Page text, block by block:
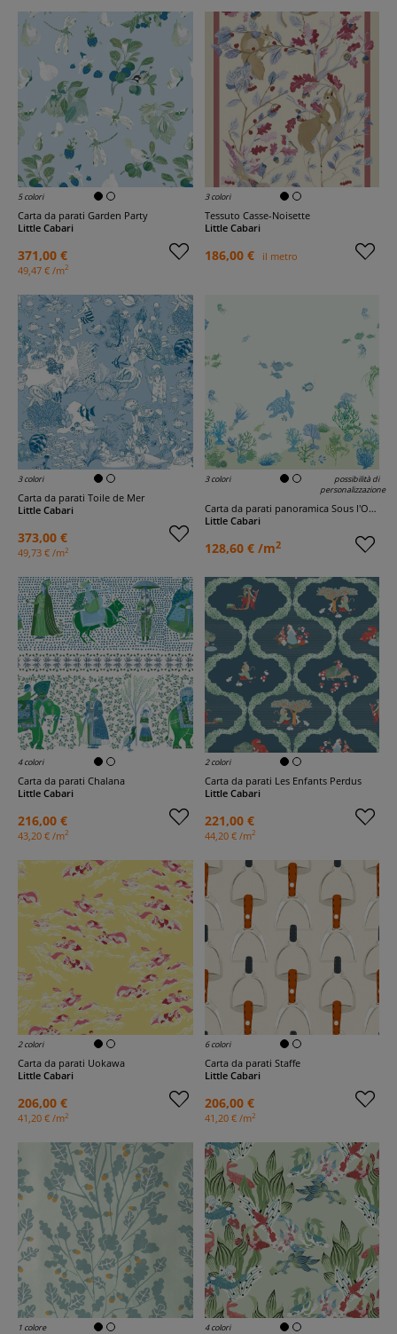
5 colori
Carta da parati Garden Party
Little Cabari
371,00 €
49,47 € /m2
3 colori
Tessuto Casse-Noisette
Little Cabari
186,00 € il metro
3 colori
Carta da parati Toile de Mer
Little Cabari
373,00 €
49,73 € /m2
3 colori
possibilità di
personalizzazione
Carta da parati panoramica Sous l'Océan
Little Cabari
128,60 € /m2
4 colori
Carta da parati Chalana
Little Cabari
216,00 €
43,20 € /m2
2 colori
Carta da parati Les Enfants Perdus
Little Cabari
221,00 €
44,20 € /m2
2 colori
Carta da parati Uokawa
Little Cabari
206,00 €
41,20 € /m2
6 colori
Carta da parati Staffe
Little Cabari
206,00 €
41,20 € /m2
1 colore 4 colori